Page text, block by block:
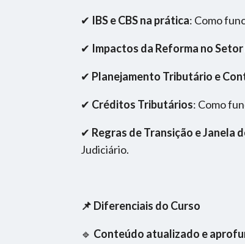
✔ IBS e CBS na prática: Como
✔ Impactos da Reforma no
✔ Planejamento Tributário e
✔ Créditos Tributários: Como
✔ Regras de Transição e Janela
Judiciário.
📌 Diferenciais do Curso
🔹 Conteúdo atualizado e